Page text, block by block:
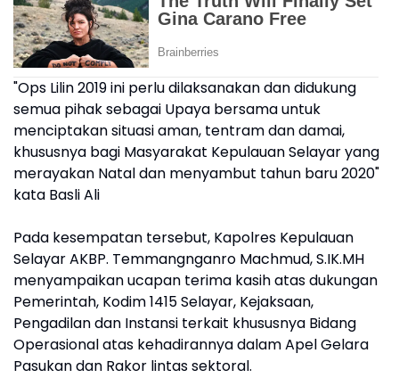
"Ops Lilin 2019 ini perlu dilaksanakan dan didukung
semua pihak sebagai Upaya bersama untuk
menciptakan situasi aman, tentram dan damai,
khususnya bagi Masyarakat Kepulauan Selayar yang
merayakan Natal dan menyambut tahun baru 2020"
kata Basli Ali
Pada kesempatan tersebut, Kapolres Kepulauan
Selayar AKBP. Temmangnganro Machmud, S.IK.MH
menyampaikan ucapan terima kasih atas dukungan
Pemerintah, Kodim 1415 Selayar, Kejaksaan,
Pengadilan dan Instansi terkait khususnya Bidang
Operasional atas kehadirannya dalam Apel Gelara
Pasukan dan Rakor lintas sektoral.